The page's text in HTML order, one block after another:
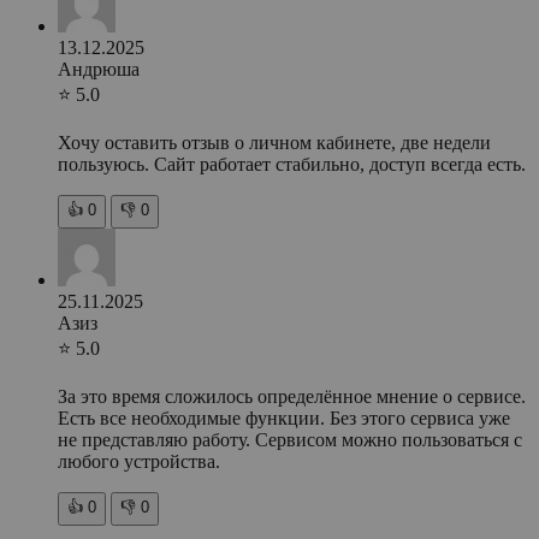
13.12.2025
Андрюша
⭐ 5.0
Хочу оставить отзыв о личном кабинете, две недели
пользуюсь. Сайт работает стабильно, доступ всегда есть.
👍 0 👎 0
25.11.2025
Азиз
⭐ 5.0
За это время сложилось определённое мнение о сервисе.
Есть все необходимые функции. Без этого сервиса уже
не представляю работу. Сервисом можно пользоваться с
любого устройства.
👍 0 👎 0